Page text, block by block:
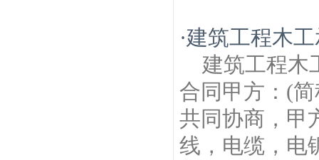
·建筑工程木
建筑工程木
合同甲方：(
共同协商，甲
线，电缆，电